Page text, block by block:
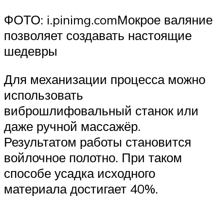
ФОТО: i.pinimg.comМокрое валяние
позволяет создавать настоящие
шедевры
Для механизации процесса можно
использовать
виброшлифовальный станок или
даже ручной массажёр.
Результатом работы становится
войлочное полотно. При таком
способе усадка исходного
материала достигает 40%.